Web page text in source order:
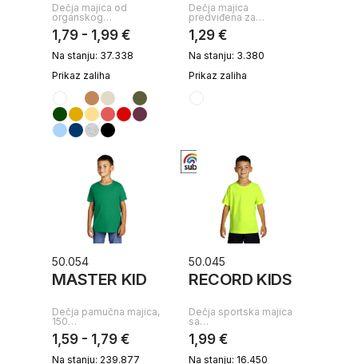
Dečja majica od
organskog…
1,79 - 1,99 €
Na stanju: 37.338
Prikaz zaliha
Dečja majica
predviđena za…
1,29 €
Na stanju: 3.380
Prikaz zaliha
50.054
MASTER KID
Dečja pamučna majica,
150…
1,59 - 1,79 €
Na stanju: 239.877
50.045
RECORD KIDS
Dečja sportska majica
sa…
1,99 €
Na stanju: 16.450